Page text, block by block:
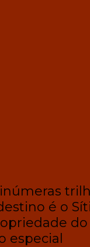
é o
do
especial